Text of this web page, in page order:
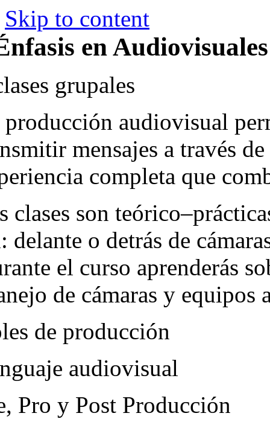
Skip to content
en Audiovisuales
grupales
audiovisual
mensajes a través
completa que
clases son
delante o detrás de
el curso aprenderás
de cámaras y equipos
de producción
audiovisual
Pro y Post Producción